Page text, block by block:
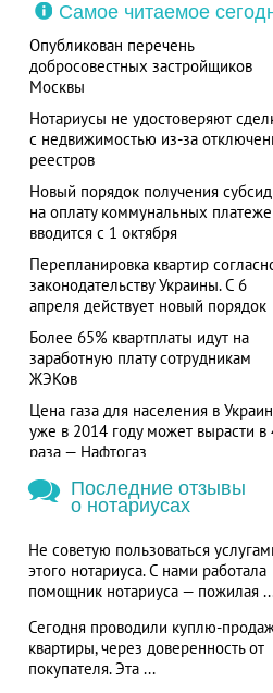
Самое читаемое
Опубликован перечень
добросовестных застройщиков
Москвы
Нотариусы не удостоверяют
с недвижимостью из-за
реестров
Новый порядок получения
на оплату коммунальных
вводится с 1 октября
Перепланировка квартир
законодательству Украины. С 6
апреля действует новый порядок
Более 65% квартплаты идут на
заработную плату сотрудникам
ЖЭКов
Цена газа для населения в
уже в 2014 году может вырасти в
раза — Нафтогаз
Последние отзывы
о нотариусах
Не советую пользоваться
этого нотариуса. С нами работала
помощник нотариуса — пожилая
Сегодня проводили куплю-
квартиры, через доверенность от
покупателя. Эта ...